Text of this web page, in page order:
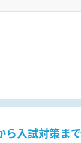
ら入試対策ま